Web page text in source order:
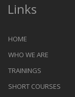
Links
HOME
WHO WE ARE
TRAININGS
SHORT COURSES